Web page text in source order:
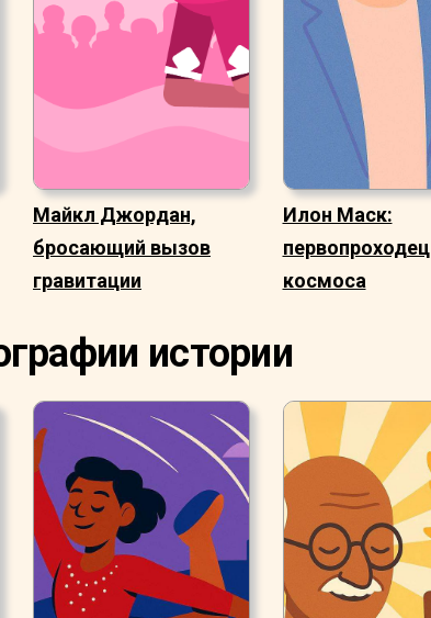
Майкл Джордан,
бросающий вызов
гравитации
Илон Маск:
первопроходец
космоса
истории